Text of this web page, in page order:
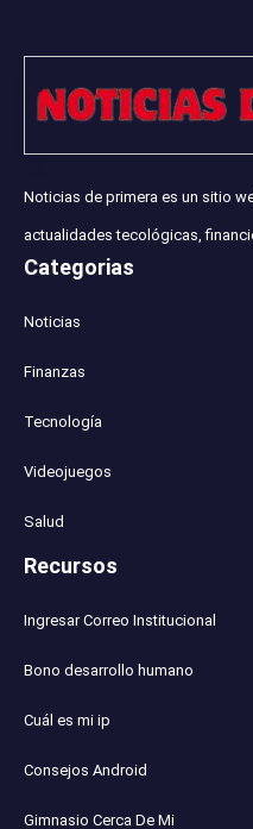
Noticias de primera es un sitio
actualidades tecológicas,
Categorias
Noticias
Finanzas
Tecnología
Videojuegos
Salud
Recursos
Ingresar Correo Institucional
Bono desarrollo humano
Cuál es mi ip
Consejos Android
Gimnasio Cerca De Mi